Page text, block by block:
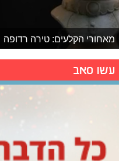
מאחורי הקלעים: טירה רדופה
עשו סאב